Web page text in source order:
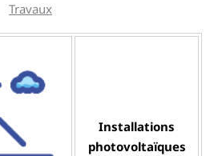
Travaux
Installations
photovoltaïques